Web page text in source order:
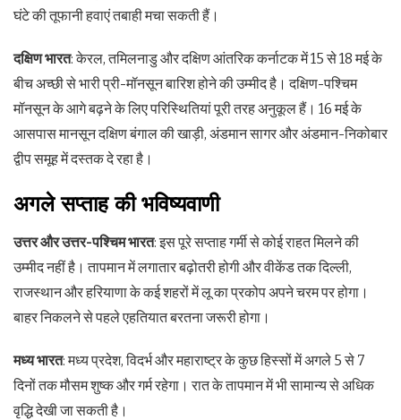
घंटे की तूफानी हवाएं तबाही मचा सकती हैं।
दक्षिण भारत: केरल, तमिलनाडु और दक्षिण आंतरिक कर्नाटक में 15 से 18 मई के
बीच अच्छी से भारी प्री-मॉनसून बारिश होने की उम्मीद है। दक्षिण-पश्चिम
मॉनसून के आगे बढ़ने के लिए परिस्थितियां पूरी तरह अनुकूल हैं। 16 मई के
आसपास मानसून दक्षिण बंगाल की खाड़ी, अंडमान सागर और अंडमान-निकोबार
द्वीप समूह में दस्तक दे रहा है।
अगले सप्ताह की भविष्यवाणी
उत्तर और उत्तर-पश्चिम भारत: इस पूरे सप्ताह गर्मी से कोई राहत मिलने की
उम्मीद नहीं है। तापमान में लगातार बढ़ोतरी होगी और वीकेंड तक दिल्ली,
राजस्थान और हरियाणा के कई शहरों में लू का प्रकोप अपने चरम पर होगा।
बाहर निकलने से पहले एहतियात बरतना जरूरी होगा।
मध्य भारत: मध्य प्रदेश, विदर्भ और महाराष्ट्र के कुछ हिस्सों में अगले 5 से 7
दिनों तक मौसम शुष्क और गर्म रहेगा। रात के तापमान में भी सामान्य से अधिक
वृद्धि देखी जा सकती है।